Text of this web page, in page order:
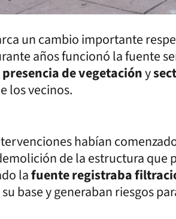
un cambio importante
años funcionó la fuente
presencia de vegetacióny
los vecinos.
habían
de la estructura
lafuente registraba
base y generaban riesgos